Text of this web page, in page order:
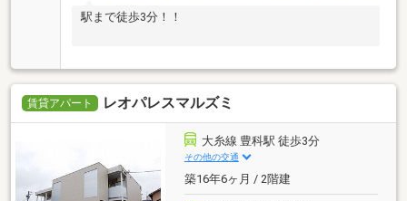
駅まで徒歩3分！！
賃貸アパート レオパレスマルズミ
大糸線 豊科駅 徒歩3分
その他の交通
築16年6ヶ月 / 2階建